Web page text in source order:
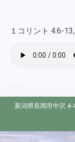
１コリント 4:6-
新潟県長岡市中沢 4-